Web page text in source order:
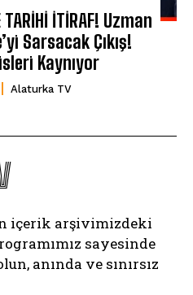
TARİHİ İTİRAF! Uzman
Sarsacak Çıkış!
Kaynıyor
Alaturka TV
içerik arşivimizdeki
sayesinde
anında ve sınırsız